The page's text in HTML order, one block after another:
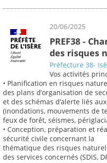
20/06/2025
PREF38 -
des risques
Préfecture 38-
Vos activités
• Planification en risques
des plans d’organisation de
et des schémas d’alerte liés
(inondations, mouvements de
feux de forêt, séismes,
• Conception, préparation et
sécurité civile concernant la
thématique des risques
des services concernés (SDIS,